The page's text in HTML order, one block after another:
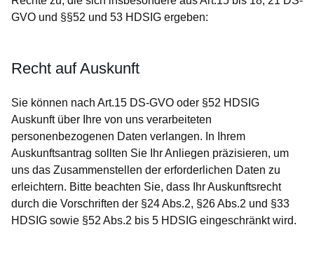
GVO und §§52 und 53 HDSIG ergeben:
Recht auf Auskunft
Sie können nach Art.15 DS-GVO oder §52 HDSIG
Auskunft über Ihre von uns verarbeiteten
personenbezogenen Daten verlangen. In Ihrem
Auskunftsantrag sollten Sie Ihr Anliegen präzisieren, um
uns das Zusammenstellen der erforderlichen Daten zu
erleichtern. Bitte beachten Sie, dass Ihr Auskunftsrecht
durch die Vorschriften der §24 Abs.2, §26 Abs.2 und §33
HDSIG sowie §52 Abs.2 bis 5 HDSIG eingeschränkt wird.